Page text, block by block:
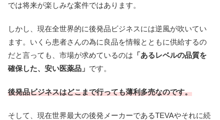
では将来が楽しみな案件ではあります。
しかし、現在全世界的に後発品ビジネスには逆風が吹いてい
ます。いくら患者さんの為に良品を情報とともに供給するの
だと言っても、市場が求めているのは 「あるレベルの品質を
確保した、安い医薬品」 です。
後発品ビジネスはどこまで行っても薄利多売なのです。
そして、現在世界最大の後発メーカーであるTEVAやそれに続